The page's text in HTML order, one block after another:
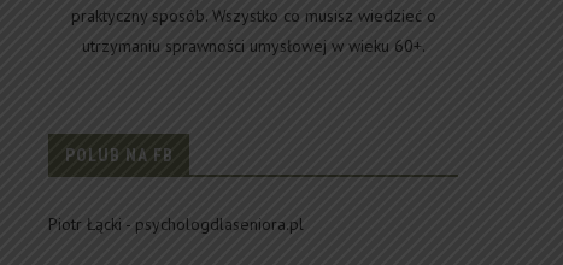
praktyczny sposób. Wszystko co musisz wiedzieć o
utrzymaniu sprawności umysłowej w wieku 60+.
POLUB NA FB
Piotr Łącki - psychologdlaseniora.pl